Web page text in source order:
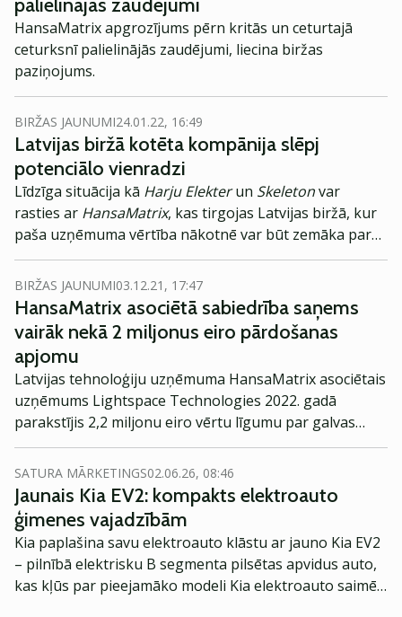
palielinājās zaudējumi
HansaMatrix apgrozījums pērn kritās un ceturtajā
ceturksnī palielinājās zaudējumi, liecina biržas
paziņojums.
BIRŽAS JAUNUMI24.01.22, 16:49
Latvijas biržā kotēta kompānija slēpj
potenciālo vienradzi
Līdzīga situācija kā Harju Elekterun Skeletonvar
rasties ar HansaMatrix, kas tirgojas Latvijas biržā, kur
paša uzņēmuma vērtība nākotnē var būt zemāka par
ieguldījuma vērtību. Taču vietējais investors uz akciju
iegādi raugās skeptiski.
BIRŽAS JAUNUMI03.12.21, 17:47
HansaMatrix asociētā sabiedrība saņems
vairāk nekā 2 miljonus eiro pārdošanas
apjomu
Latvijas tehnoloģiju uzņēmuma HansaMatrix asociētais
uzņēmums Lightspace Technologies 2022. gadā
parakstījis 2,2 miljonu eiro vērtu līgumu par galvas
displeju piegādi, liecina paziņojums biržā.
SATURA MĀRKETINGS02.06.26, 08:46
Jaunais Kia EV2: kompakts elektroauto
ģimenes vajadzībām
Kia paplašina savu elektroauto klāstu ar jauno Kia EV2
– pilnībā elektrisku B segmenta pilsētas apvidus auto,
kas kļūs par pieejamāko modeli Kia elektroauto saimē